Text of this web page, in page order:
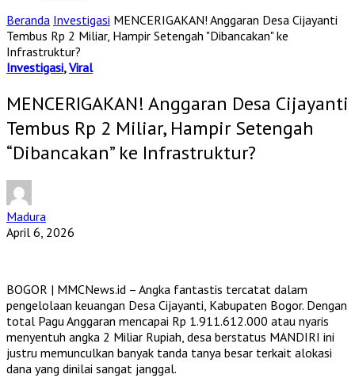
Beranda Investigasi MENCERIGAKAN! Anggaran Desa Cijayanti
Tembus Rp 2 Miliar, Hampir Setengah "Dibancakan" ke
Infrastruktur?
Investigasi,Viral
MENCERIGAKAN! Anggaran Desa Cijayanti
Tembus Rp 2 Miliar, Hampir Setengah
“Dibancakan” ke Infrastruktur?
Madura
April 6, 2026
BOGOR | MMCNews.id – Angka fantastis tercatat dalam
pengelolaan keuangan Desa Cijayanti, Kabupaten Bogor. Dengan
total Pagu Anggaran mencapai Rp 1.911.612.000 atau nyaris
menyentuh angka 2 Miliar Rupiah, desa berstatus MANDIRI ini
justru memunculkan banyak tanda tanya besar terkait alokasi
dana yang dinilai sangat janggal.